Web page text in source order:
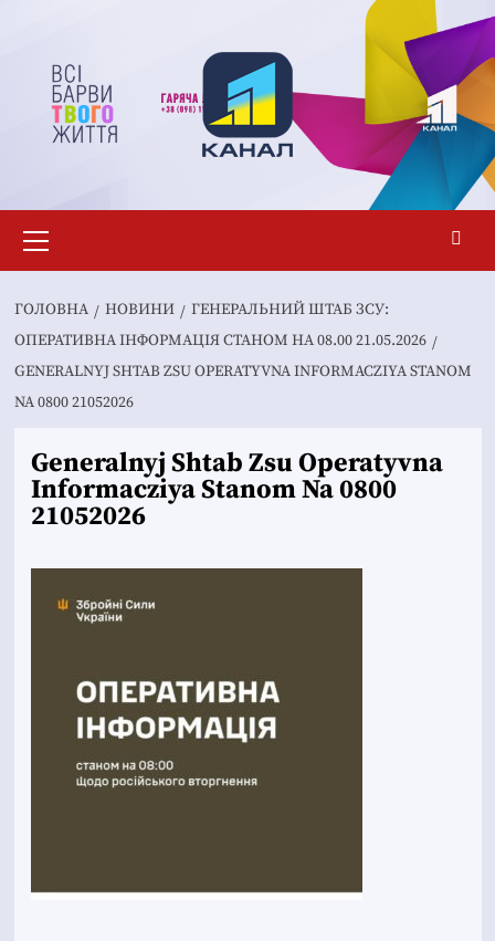
вмісту
меню
ГОЛОВНА НОВИНИ
ГЕНЕРАЛЬНИЙ ШТАБ ЗСУ:
ОПЕРАТИВНА ІНФОРМАЦІЯ СТАНОМ НА 08.00 21.05.2026
GENERALNYJ SHTAB ZSU OPERATYVNA INFORMACZIYA STANOM
NA 0800 21052026
Generalnyj Shtab Zsu Operatyvna
Informacziya Stanom Na 0800
21052026